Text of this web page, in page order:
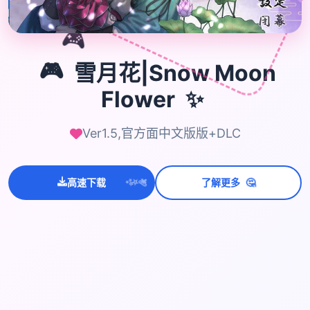
🎮
🎮 雪月花|Snow Moon
Flower ✨
Ver1.5,官方面中文版版+DLC
高速下载 ✨
⭐
💫 了解更多 🤔